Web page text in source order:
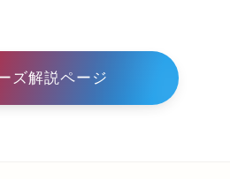
ズ解説ページ